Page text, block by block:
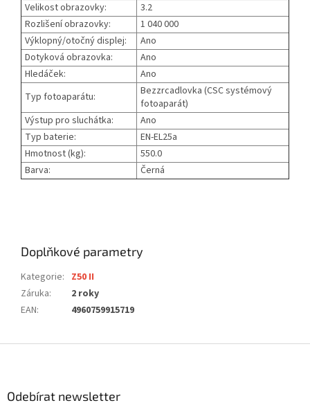
Velikost obrazovky:
3.2
Rozlišení obrazovky:
1 040 000
Výklopný/otočný displej:
Ano
Dotyková obrazovka:
Ano
Hledáček:
Ano
Typ fotoaparátu:
Bezzrcadlovka (CSC systémový
fotoaparát)
Výstup pro sluchátka:
Ano
Typ baterie:
EN-EL25a
Hmotnost (kg):
550.0
Barva:
Černá
Doplňkové parametry
Kategorie: Z50 II
Záruka:
2 roky
EAN: 4960759915719
Odebírat newsletter